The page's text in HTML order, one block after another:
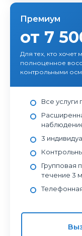
Премиум
от 7
Для тех, кто хочет
полноценное
контрольными
Все услуги
3
Групповая
течение 3